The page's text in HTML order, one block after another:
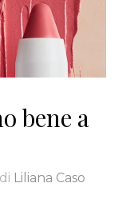
bene a
di Liliana Caso